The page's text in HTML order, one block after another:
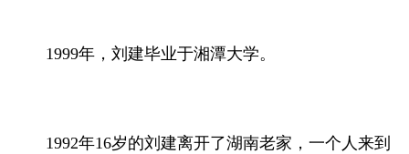
1999年，刘建毕业于湘潭大学。
1992年16岁的刘建离开了湖南老家，一个人来到